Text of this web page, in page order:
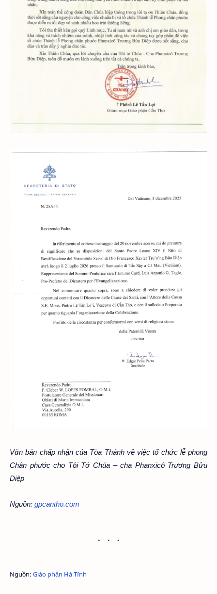
Văn bản chấp nhận của Tòa Thánh về việc tổ chức lễ phong
Chân phước cho Tôi Tớ Chúa – cha Phanxicô Trương Bửu
Diệp
Nguồn: gpcantho.com
Nguồn: Giáo phận Hà Tĩnh